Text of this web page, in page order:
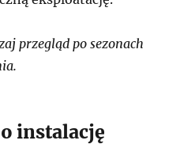
przegląd po sezonach
o instalację